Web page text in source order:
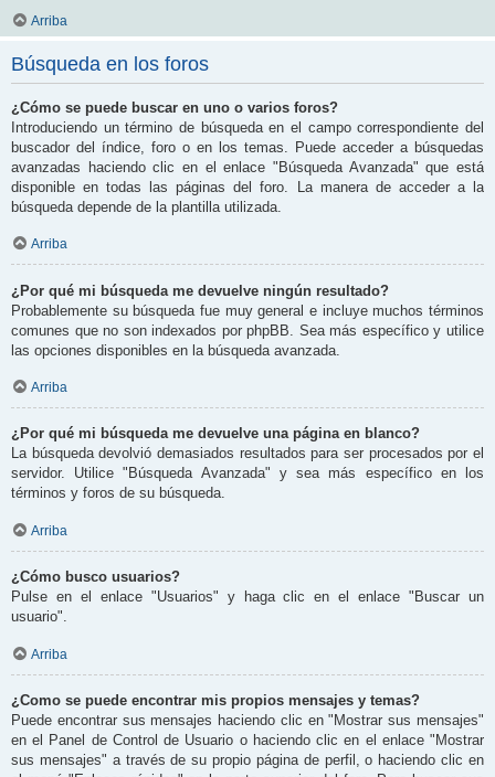
Arriba
Búsqueda en los foros
¿Cómo se puede buscar en uno o varios foros?
Introduciendo un término de búsqueda en el campo correspondiente del
buscador del índice, foro o en los temas. Puede acceder a búsquedas
avanzadas haciendo clic en el enlace "Búsqueda Avanzada" que está
disponible en todas las páginas del foro. La manera de acceder a la
búsqueda depende de la plantilla utilizada.
Arriba
¿Por qué mi búsqueda me devuelve ningún resultado?
Probablemente su búsqueda fue muy general e incluye muchos términos
comunes que no son indexados por phpBB. Sea más específico y utilice
las opciones disponibles en la búsqueda avanzada.
Arriba
¿Por qué mi búsqueda me devuelve una página en blanco?
La búsqueda devolvió demasiados resultados para ser procesados por el
servidor. Utilice "Búsqueda Avanzada" y sea más específico en los
términos y foros de su búsqueda.
Arriba
¿Cómo busco usuarios?
Pulse en el enlace "Usuarios" y haga clic en el enlace "Buscar un
usuario".
Arriba
¿Como se puede encontrar mis propios mensajes y temas?
Puede encontrar sus mensajes haciendo clic en "Mostrar sus mensajes"
en el Panel de Control de Usuario o haciendo clic en el enlace "Mostrar
sus mensajes" a través de su propio página de perfil, o haciendo clic en